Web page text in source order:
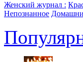
Женский журнал :
Непознанное